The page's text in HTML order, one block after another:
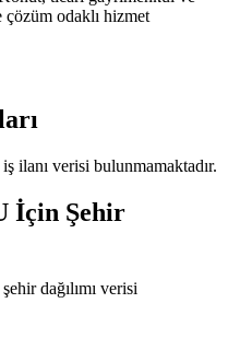
çözüm odaklı hizmet
ilanı verisi bulunmamaktadır.
İçin Şehir
dağılımı verisi